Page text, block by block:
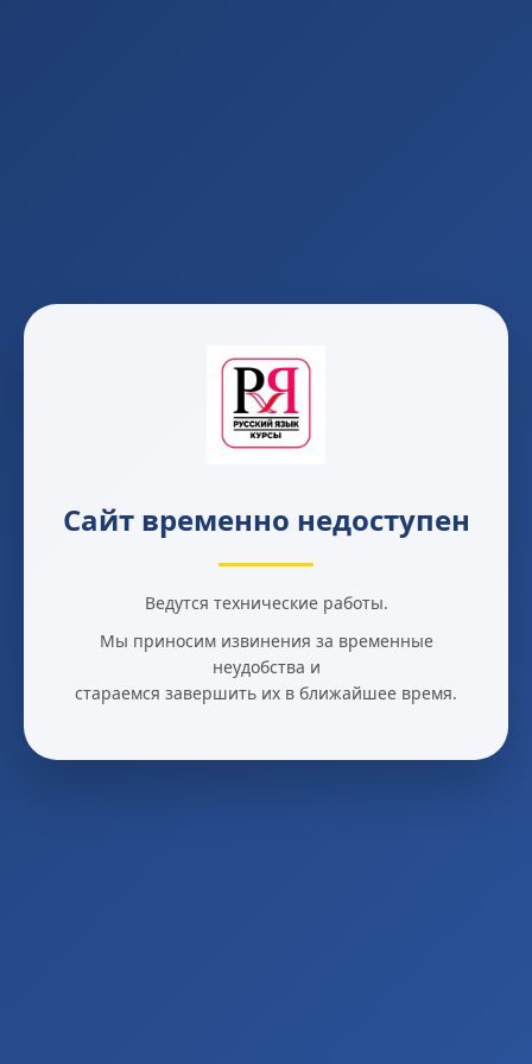
Сайт временно недоступен
Ведутся технические работы.
Мы приносим извинения за временные
неудобства и
стараемся завершить их в ближайшее время.